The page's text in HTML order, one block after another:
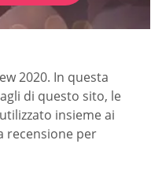
2020. In questa
di questo sito, le
insieme ai
recensione per